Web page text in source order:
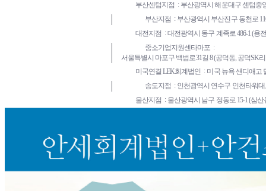
부산센텀지점
부산광역시 해운대구 센텀중
부산지점
부산광역시 부산진구 동천로
대전지점
대전광역시 동구 계족로 486-1 (용
중소기업지원센타마포
서울특별시 마포구 백범로31길 8 (공덕동, 공덕SK
미국연결 LEK회계법인
미국 뉴욕 샌디애고
송도지점
인천광역시 연수구 인천타워대
울산지점
울산광역시 남구 정동로 15-1 (삼